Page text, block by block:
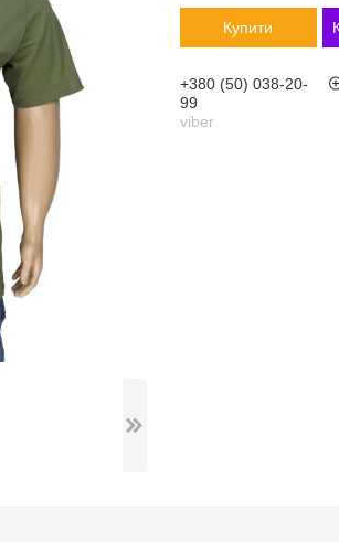
Купити
+380 (50) 038-20-
99
viber